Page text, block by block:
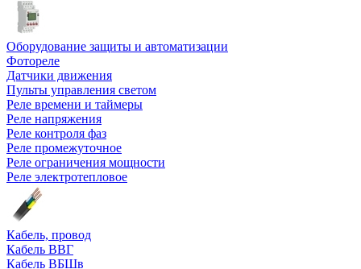
Оборудование защиты и автоматизации
Фотореле
Датчики движения
Пульты управления светом
Реле времени и таймеры
Реле напряжения
Реле контроля фаз
Реле промежуточное
Реле ограничения мощности
Реле электротепловое
Кабель, провод
Кабель ВВГ
Кабель ВБШв